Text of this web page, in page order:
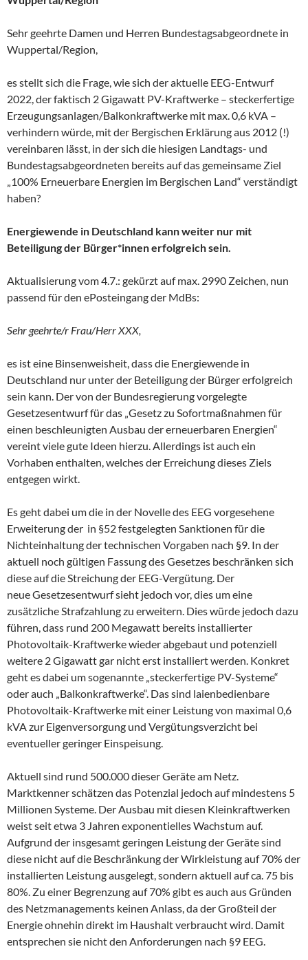
Sehr geehrte Damen und Herren Bundestagsabgeordnete in
Wuppertal/Region,
es stellt sich die Frage, wie sich der aktuelle EEG-Entwurf
2022, der faktisch 2 Gigawatt PV-Kraftwerke – steckerfertige
Erzeugungsanlagen/Balkonkraftwerke mit max. 0,6 kVA –
verhindern würde, mit der Bergischen Erklärung aus 2012 (!)
vereinbaren lässt, in der sich die hiesigen Landtags- und
Bundestagsabgeordneten bereits auf das gemeinsame Ziel
„100% Erneuerbare Energien im Bergischen Land“ verständigt
haben?
Energiewende in Deutschland kann weiter nur mit
Beteiligung der Bürger*innen erfolgreich sein.
Aktualisierung vom 4.7.: gekürzt auf max. 2990 Zeichen, nun
passend für den ePosteingang der MdBs:
Sehr geehrte/r Frau/Herr XXX,
es ist eine Binsenweisheit, dass die Energiewende in
Deutschland nur unter der Beteiligung der Bürger erfolgreich
sein kann. Der von der Bundesregierung vorgelegte
Gesetzesentwurf für das „Gesetz zu Sofortmaßnahmen für
einen beschleunigten Ausbau der erneuerbaren Energien“
vereint viele gute Ideen hierzu. Allerdings ist auch ein
Vorhaben enthalten, welches der Erreichung dieses Ziels
entgegen wirkt.
Es geht dabei um die in der Novelle des EEG vorgesehene
Erweiterung der in §52 festgelegten Sanktionen für die
Nichteinhaltung der technischen Vorgaben nach §9. In der
aktuell noch gültigen Fassung des Gesetzes beschränken sich
diese auf die Streichung der EEG-Vergütung. Der
neue Gesetzesentwurf sieht jedoch vor, dies um eine
zusätzliche Strafzahlung zu erweitern. Dies würde jedoch dazu
führen, dass rund 200 Megawatt bereits installierter
Photovoltaik-Kraftwerke wieder abgebaut und potenziell
weitere 2 Gigawatt gar nicht erst installiert werden. Konkret
geht es dabei um sogenannte „steckerfertige PV-Systeme“
oder auch „Balkonkraftwerke“. Das sind laienbedienbare
Photovoltaik-Kraftwerke mit einer Leistung von maximal 0,6
kVA zur Eigenversorgung und Vergütungsverzicht bei
eventueller geringer Einspeisung.
Aktuell sind rund 500.000 dieser Geräte am Netz.
Marktkenner schätzen das Potenzial jedoch auf mindestens 5
Millionen Systeme. Der Ausbau mit diesen Kleinkraftwerken
weist seit etwa 3 Jahren exponentielles Wachstum auf.
Aufgrund der insgesamt geringen Leistung der Geräte sind
diese nicht auf die Beschränkung der Wirkleistung auf 70% der
installierten Leistung ausgelegt, sondern aktuell auf ca. 75 bis
80%. Zu einer Begrenzung auf 70% gibt es auch aus Gründen
des Netzmanagements keinen Anlass, da der Großteil der
Energie ohnehin direkt im Haushalt verbraucht wird. Damit
entsprechen sie nicht den Anforderungen nach §9 EEG.